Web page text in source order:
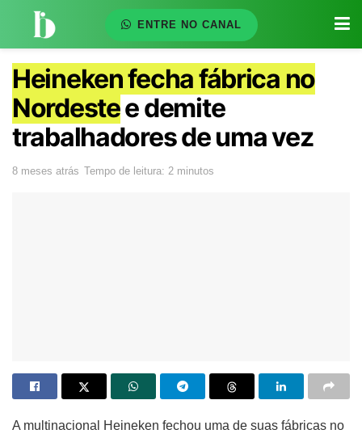
ENTRE NO CANAL
Heineken fecha fábrica no
Nordestee demite
trabalhadores de uma vez
8 meses atrás Tempo de leitura: 2 minutos
A multinacional Heineken fechou uma de suas fábricas no